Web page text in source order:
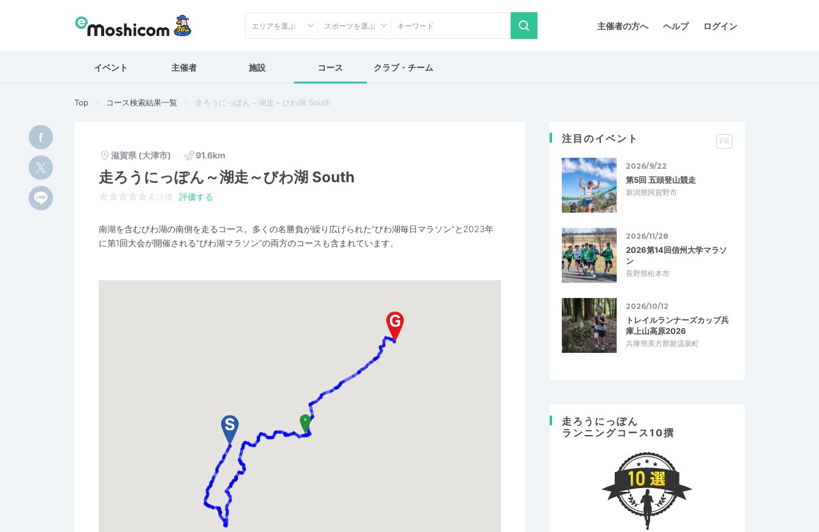
主催者の方へ ヘルプ ログイン
エリアを選ぶ スポーツを選ぶ
イベント 主催者 施設 コース クラブ・チーム
Top コース検索結果一覧 走ろうにっぽん～湖走～びわ湖 South
滋賀県 (大津市) 91.6km
走ろうにっぽん～湖走～びわ湖 South
未評価 評価する
南湖を含むびわ湖の南側を走るコース。多くの名勝負が繰り広げられた"びわ湖毎日マラソン"と2023年
に第1回大会が開催される"びわ湖マラソン"の両方のコースも含まれています。
注目のイベント PR
2026/9/22
第5回 五頭登山競走
新潟県阿賀野市
2026/11/28
2026第14回信州大学マラソ
ン
長野県松本市
2026/10/12
トレイルランナーズカップ兵
庫上山高原2026
兵庫県美方郡新温泉町
走ろうにっぽん
ランニングコース10撰